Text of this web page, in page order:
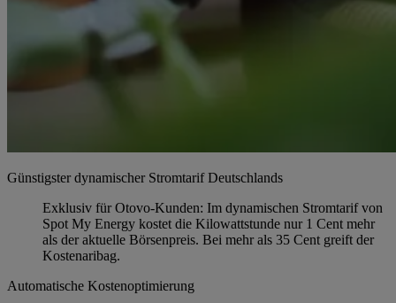
Günstigster dynamischer Stromtarif Deutschlands
Exklusiv für Otovo-Kunden: Im dynamischen Stromtarif von
Spot My Energy kostet die Kilowattstunde nur 1 Cent mehr
als der aktuelle Börsenpreis. Bei mehr als 35 Cent greift der
Kostenaribag.
Automatische Kostenoptimierung